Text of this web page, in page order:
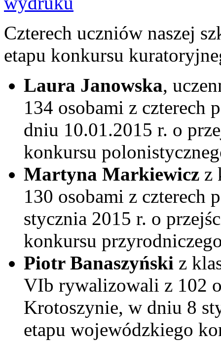
Czterech uczniów naszej
etapu konkursu
Laura Janowska,
134 osobami z czterech
dniu 10.01.2015 r. o
konkursu
Martyna Markiewicz z
130 osobami z
stycznia 2015 r. o
konkursu
Piotr Banaszyński z
VIb rywalizowali z 102
Krotoszynie, w dniu 8
etapu wojewódzkiego